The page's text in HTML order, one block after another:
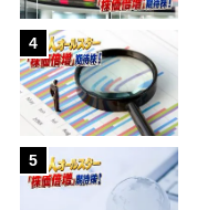
4
5